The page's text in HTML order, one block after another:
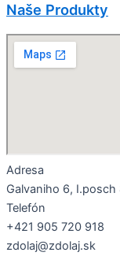
Naše Produkty
Adresa
Galvaniho 6, I.posch
Telefón
+421 905 720 918
zdolaj@zdolaj.sk